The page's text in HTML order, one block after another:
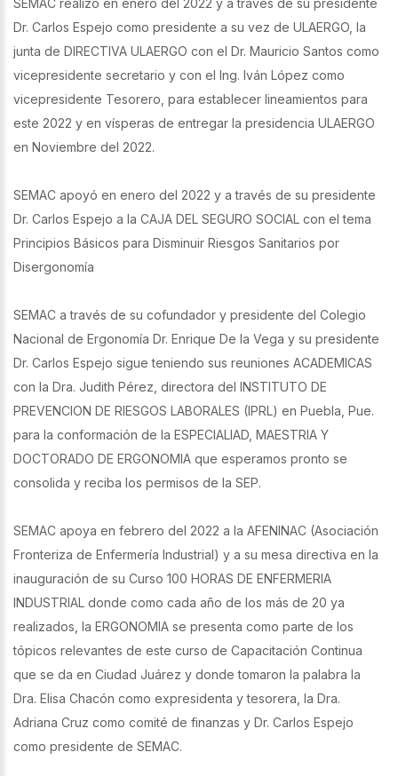
SEMAC realizó en enero del 2022 y a través de su presidente
Dr. Carlos Espejo como presidente a su vez de ULAERGO, la
junta de DIRECTIVA ULAERGO con el Dr. Mauricio Santos como
vicepresidente secretario y con el Ing. Iván López como
vicepresidente Tesorero, para establecer lineamientos para
este 2022 y en vísperas de entregar la presidencia ULAERGO
en Noviembre del 2022.
SEMAC apoyó en enero del 2022 y a través de su presidente
Dr. Carlos Espejo a la CAJA DEL SEGURO SOCIAL con el tema
Principios Básicos para Disminuir Riesgos Sanitarios por
Disergonomía
SEMAC a través de su cofundador y presidente del Colegio
Nacional de Ergonomía Dr. Enrique De la Vega y su presidente
Dr. Carlos Espejo sigue teniendo sus reuniones ACADEMICAS
con la Dra. Judith Pérez, directora del INSTITUTO DE
PREVENCION DE RIESGOS LABORALES (IPRL) en Puebla, Pue.
para la conformación de la ESPECIALIAD, MAESTRIA Y
DOCTORADO DE ERGONOMIA que esperamos pronto se
consolida y reciba los permisos de la SEP.
SEMAC apoya en febrero del 2022 a la AFENINAC (Asociación
Fronteriza de Enfermería Industrial) y a su mesa directiva en la
inauguración de su Curso 100 HORAS DE ENFERMERIA
INDUSTRIAL donde como cada año de los más de 20 ya
realizados, la ERGONOMIA se presenta como parte de los
tópicos relevantes de este curso de Capacitación Continua
que se da en Ciudad Juárez y donde tomaron la palabra la
Dra. Elisa Chacón como expresidenta y tesorera, la Dra.
Adriana Cruz como comité de finanzas y Dr. Carlos Espejo
como presidente de SEMAC.